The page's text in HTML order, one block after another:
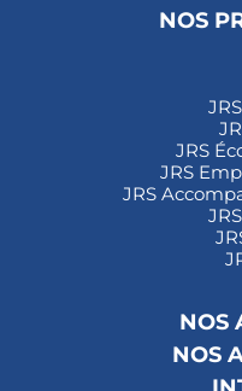
NOS
JRS
JRS
JRS
NOS
NOS